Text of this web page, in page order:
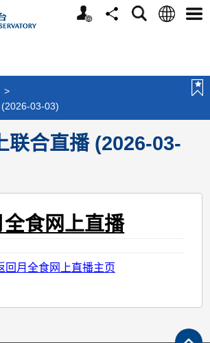
个
分
搜
语
选
>
03-03)
联合直播 (2026-03-
全食网上直播
回月全食网上直播主页